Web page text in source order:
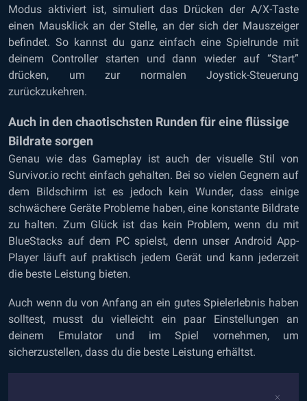
Modus aktiviert ist, simuliert das Drücken der A/X-Taste
einen Mausklick an der Stelle, an der sich der Mauszeiger
befindet. So kannst du ganz einfach eine Spielrunde mit
deinem Controller starten und dann wieder auf “Start”
drücken, um zur normalen Joystick-Steuerung
zurückzukehren.
Auch in den chaotischsten Runden für eine flüssige
Bildrate sorgen
Genau wie das Gameplay ist auch der visuelle Stil von
Survivor.io recht einfach gehalten. Bei so vielen Gegnern auf
dem Bildschirm ist es jedoch kein Wunder, dass einige
schwächere Geräte Probleme haben, eine konstante Bildrate
zu halten. Zum Glück ist das kein Problem, wenn du mit
BlueStacks auf dem PC spielst, denn unser Android App-
Player läuft auf praktisch jedem Gerät und kann jederzeit
die beste Leistung bieten.
Auch wenn du von Anfang an ein gutes Spielerlebnis haben
solltest, musst du vielleicht ein paar Einstellungen an
deinem Emulator und im Spiel vornehmen, um
sicherzustellen, dass du die beste Leistung erhältst.